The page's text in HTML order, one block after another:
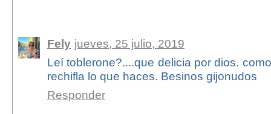
Fely jueves, 25 julio, 2019
Leí toblerone?....que delicia por dios.
rechifla lo que haces. Besinos gijonudos
Responder